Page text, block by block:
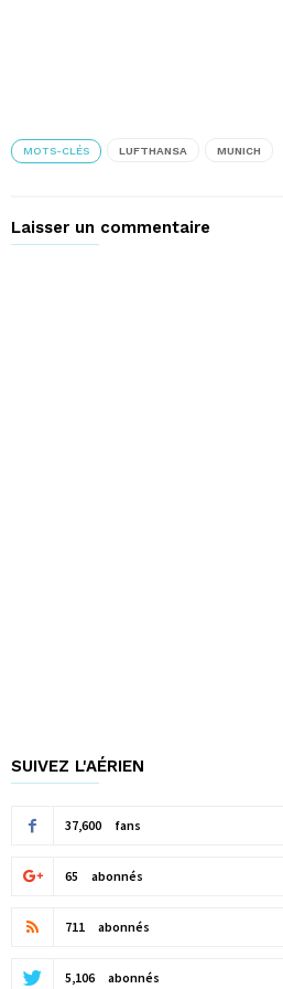
MOTS-CLÉS LUFTHANSA MUNICH
Laisser un commentaire
SUIVEZ L'AÉRIEN
37,600 fans
65 abonnés
711 abonnés
5,106 abonnés